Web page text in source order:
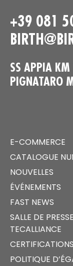
+39 081
SS APPIA
PIGNATARO
E-COMMERCE
CATALOGUE
NOUVELLES
ÉVÉNEMENTS
FAST NEWS
SALLE DE PRESSE
TECALLIANCE
CERTIFICATIONS
POLITIQUE